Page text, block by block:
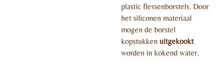
plastic flessenborstels. Door
het siliconen materiaal
mogen de borstel
kopstukken uitgekookt
worden in kokend water.